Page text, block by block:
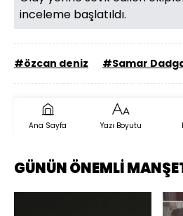
inceleme başlatıldı.
#özcan deniz #Samar
Ana Sayfa Yazı Boyutu
GÜNÜN ÖNEMLİ